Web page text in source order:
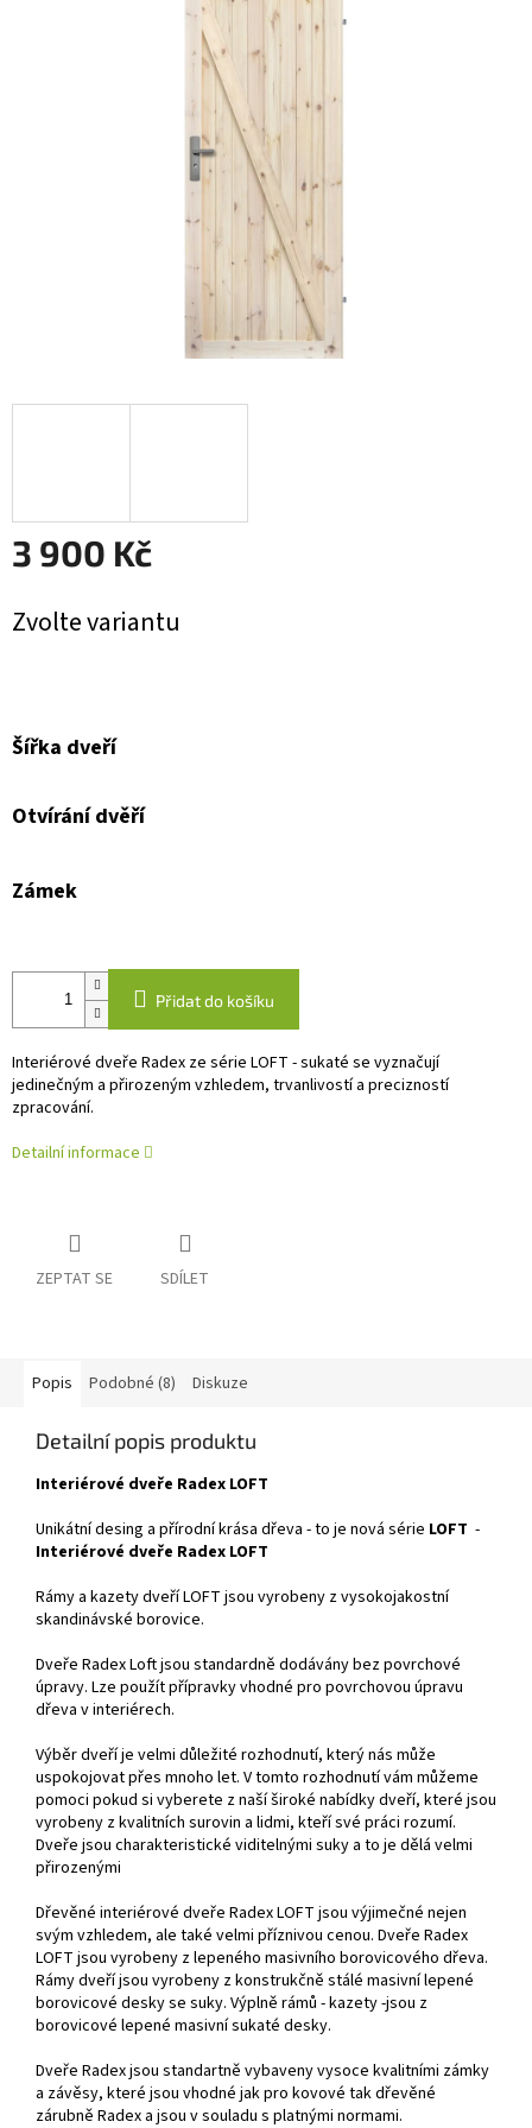
3 900 Kč
cena:
Zvolte variantu
Šířka dveří
Otvírání dvěří
Zámek
Přidat do košíku
Interiérové dveře Radex ze série LOFT - sukaté se vyznačují
jedinečným a přirozeným vzhledem, trvanlivostí a precizností
zpracování.
Detailní informace
ZEPTAT SE SDÍLET
Popis Podobné (8) Diskuze
Detailní popis produktu
Interiérové dveře Radex LOFT
Unikátní desing a přírodní krása dřeva - to je nová série LOFT -
Interiérové dveře Radex LOFT
Rámy a kazety dveří LOFT jsou vyrobeny z vysokojakostní
skandinávské borovice.
Dveře Radex Loft jsou standardně dodávány bez povrchové
úpravy. Lze použít přípravky vhodné pro povrchovou úpravu
dřeva v interiérech.
Výběr dveří je velmi důležité rozhodnutí, který nás může
uspokojovat přes mnoho let. V tomto rozhodnutí vám můžeme
pomoci pokud si vyberete z naší široké nabídky dveří, které jsou
vyrobeny z kvalitních surovin a lidmi, kteří své práci rozumí.
Dveře jsou charakteristické viditelnými suky a to je dělá velmi
přirozenými
Dřevěné interiérové dveře Radex LOFT jsou výjimečné nejen
svým vzhledem, ale také velmi příznivou cenou. Dveře Radex
LOFT jsou vyrobeny z lepeného masivního borovicového dřeva.
Rámy dveří jsou vyrobeny z konstrukčně stálé masivní lepené
borovicové desky se suky. Výplně rámů - kazety -jsou z
borovicové lepené masivní sukaté desky.
Dveře Radex jsou standartně vybaveny vysoce kvalitními zámky
a závěsy, které jsou vhodné jak pro kovové tak dřevěné
zárubně Radex a jsou v souladu s platnými normami.